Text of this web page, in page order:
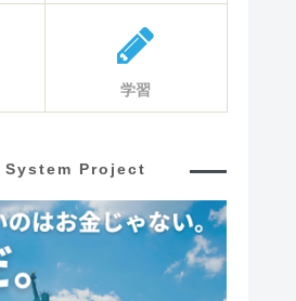
学習
System Project